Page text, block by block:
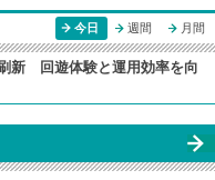
今日 週間 月間
新 回遊体験と運用効率を向